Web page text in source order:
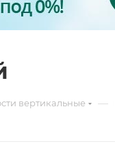
вертикальные —